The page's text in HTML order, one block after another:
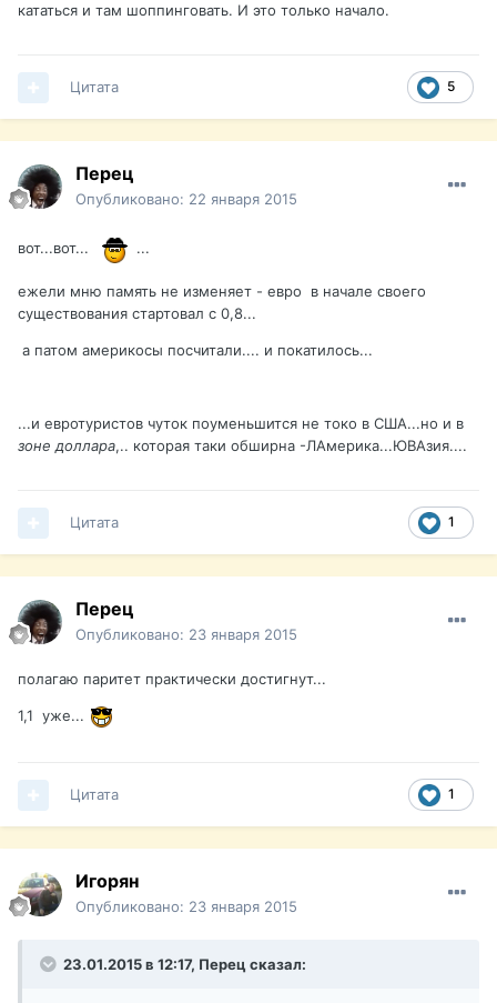
кататься и там шоппинговать. И это только начало.
5
Цитата
Перец
Опубликовано: 22 января 2015
вот...вот... ...
ежели мню память не изменяет - евро в начале своего
существования стартовал с 0,8...
а патом америкосы посчитали.... и покатилось...
...и евротуристов чуток поуменьшится не токо в США...но и в
зоне доллара,.. которая таки обширна -ЛАмерика...ЮВАзия....
1
Цитата
Перец
Опубликовано: 23 января 2015
полагаю паритет практически достигнут...
1,1 уже...
1
Цитата
Игорян
Опубликовано: 23 января 2015
23.01.2015 в 12:17, Перец сказал: